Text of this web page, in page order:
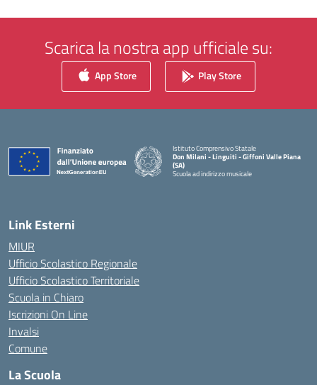
Scarica la nostra app ufficiale su:
App Store Play Store
Istituto Comprensivo Statale
Don Milani - Linguiti - Giffoni Valle Piana
(SA)
Scuola ad indirizzo musicale
Link Esterni
MIUR
Ufficio Scolastico Regionale
Ufficio Scolastico Territoriale
Scuola in Chiaro
Iscrizioni On Line
Invalsi
Comune
La Scuola